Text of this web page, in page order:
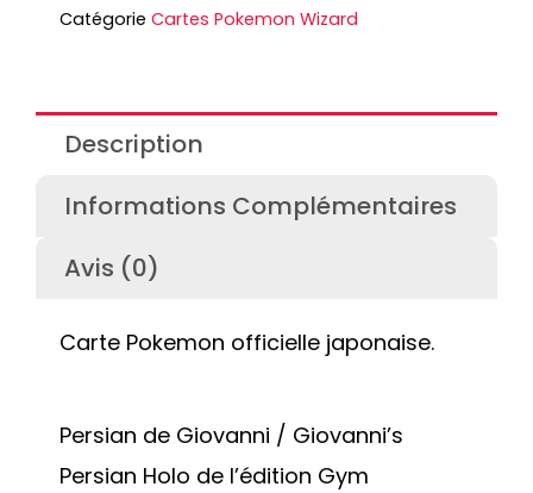
Catégorie Cartes Pokemon Wizard
Description
Informations Complémentaires
Avis (0)
Carte Pokemon officielle japonaise.
Persian de Giovanni / Giovanni’s
Persian Holo de l’édition Gym